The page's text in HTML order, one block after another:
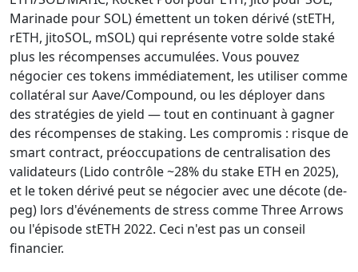
Marinade pour SOL) émettent un token dérivé (stETH,
rETH, jitoSOL, mSOL) qui représente votre solde staké
plus les récompenses accumulées. Vous pouvez
négocier ces tokens immédiatement, les utiliser comme
collatéral sur Aave/Compound, ou les déployer dans
des stratégies de yield — tout en continuant à gagner
des récompenses de staking. Les compromis : risque de
smart contract, préoccupations de centralisation des
validateurs (Lido contrôle ~28% du stake ETH en 2025),
et le token dérivé peut se négocier avec une décote (de-
peg) lors d'événements de stress comme Three Arrows
ou l'épisode stETH 2022. Ceci n'est pas un conseil
financier.